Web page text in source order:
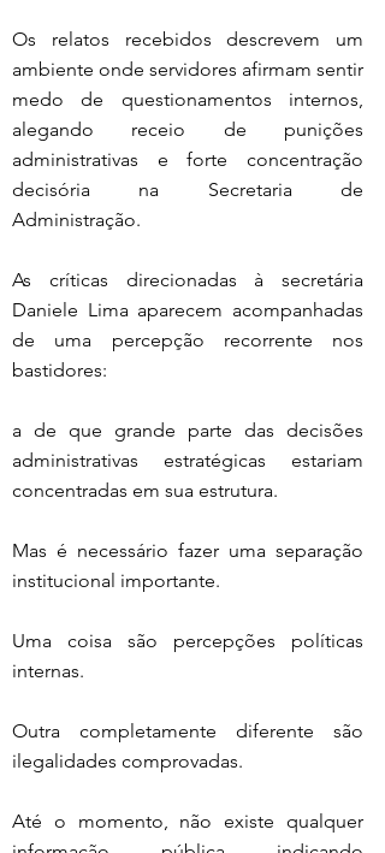
Os relatos recebidos descrevem um
ambiente onde servidores afirmam sentir
medo de questionamentos internos,
alegando receio de punições
administrativas e forte concentração
decisória na Secretaria de
Administração.
As críticas direcionadas à secretária
Daniele Lima aparecem acompanhadas
de uma percepção recorrente nos
bastidores:
a de que grande parte das decisões
administrativas estratégicas estariam
concentradas em sua estrutura.
Mas é necessário fazer uma separação
institucional importante.
Uma coisa são percepções políticas
internas.
Outra completamente diferente são
ilegalidades comprovadas.
Até o momento, não existe qualquer